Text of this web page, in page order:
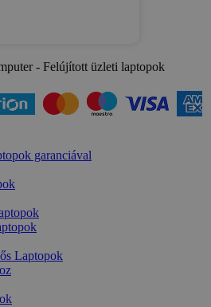
- Felújított üzleti laptopok
garanciával
Laptopok